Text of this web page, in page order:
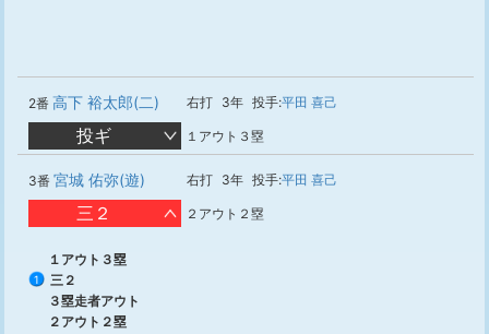
2番 高下 裕太郎(二) 右打 3年 投手:平田 喜己
投ギ １アウト３塁
3番 宮城 佑弥(遊) 右打 3年 投手:平田 喜己
三２ ２アウト２塁
１アウト３塁
1
三２
３塁走者アウト
２アウト２塁